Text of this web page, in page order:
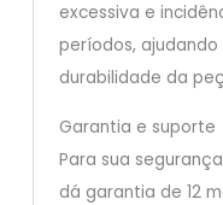
excessiva e
períodos,
durabilidade da
Garantia e suporte
Para sua
dá garantia de 12